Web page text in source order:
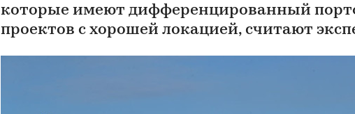
которые имеют дифференцированный
проектов с хорошей локацией, считают